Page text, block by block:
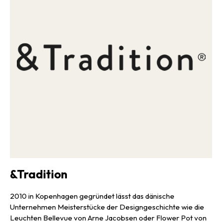
&Tradition
2010 in Kopenhagen gegründet lässt das dänische
Unternehmen Meisterstücke der Designgeschichte wie die
Leuchten Bellevue von Arne Jacobsen oder Flower Pot von